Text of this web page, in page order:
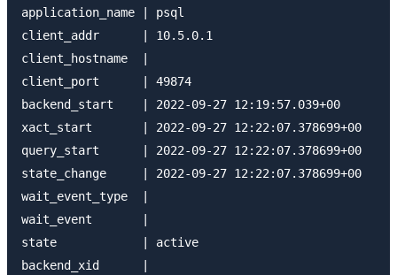
application_name | psql
client_addr      | 10.5.0.1
client_hostname  |
client_port      | 49874
backend_start    | 2022-09-27 12:19:57.039+00
xact_start       | 2022-09-27 12:22:07.378699+00
query_start      | 2022-09-27 12:22:07.378699+00
state_change     | 2022-09-27 12:22:07.378699+00
wait_event_type  |
wait_event       |
state            | active
backend_xid      |